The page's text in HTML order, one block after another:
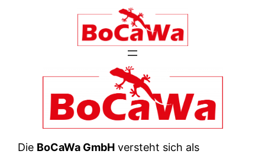
Die BoCaWa GmbH versteht sich als